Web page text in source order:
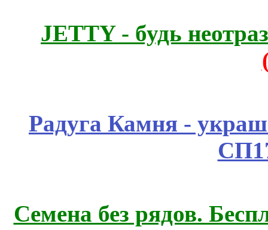
JETTY - будь
Радуга Камня -
Семена без рядов.